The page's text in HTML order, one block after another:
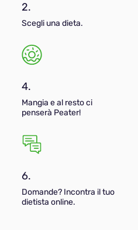
2.
Scegli una dieta.
4.
Mangia e al resto ci
penserà Peater!
6.
Domande? Incontra il tuo
dietista online.